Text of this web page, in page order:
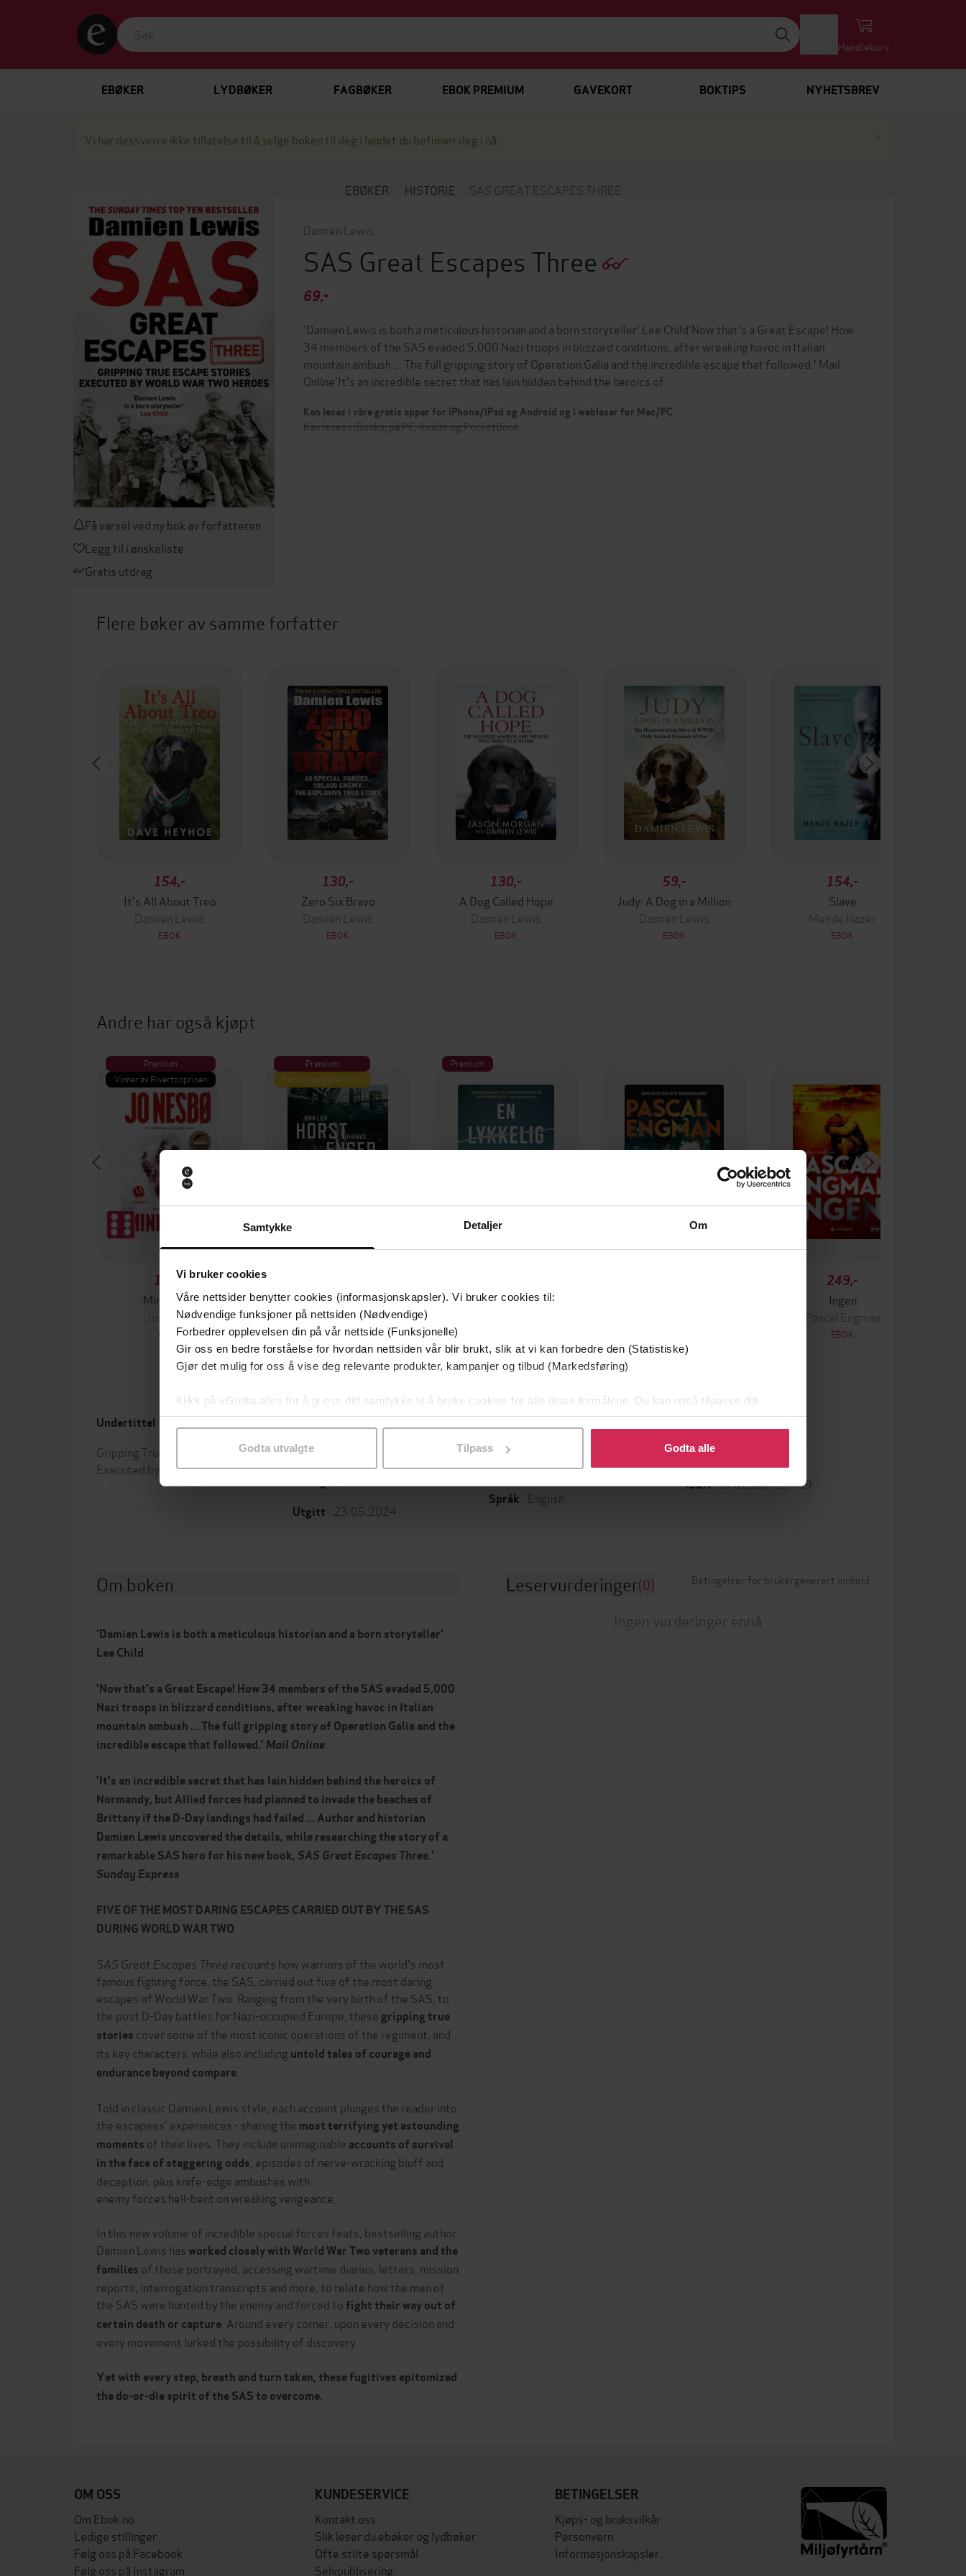
Samtykke Detaljer Om
Vi bruker cookies
Våre nettsider benytter cookies (informasjonskapsler). Vi bruker cookies til:
Nødvendige funksjoner på nettsiden (Nødvendige)
Forbedrer opplevelsen din på vår nettside (Funksjonelle)
Gir oss en bedre forståelse for hvordan nettsiden vår blir brukt, slik at vi kan forbedre den (Statistiske)
Gjør det mulig for oss å vise deg relevante produkter, kampanjer og tilbud (Markedsføring)
Klikk på «Godta alle» for å gi oss ditt samtykke til å bruke cookies for alle disse formålene. Du kan også tilpasse ditt
samtykke til spesifikke formål ved å klikke på «Tilpass». Du kan når som helst trekke tilbake eller endre ditt samtykke.
Godta utvalgte Tilpass Godta alle
Handlekurv
EBØKER LYDBØKER FAGBØKER EBOK PREMIUM GAVEKORT BOKTIPS NYHETSBREV
Vi har dessverre ikke tillatelse til å selge boken til deg i landet du befinner deg i nå.
EBØKER HISTORIE SAS GREAT ESCAPES THREE
Få varsel ved ny bok av forfatteren
Legg til i ønskeliste
Gratis utdrag
Damien Lewis
SAS Great Escapes Three
69,-
'Damien Lewis is both a meticulous historian and a born storyteller' Lee Child'Now that's a Great Escape! How
34 members of the SAS evaded 5,000 Nazi troops in blizzard conditions, after wreaking havoc in Italian
mountain ambush ... The full gripping story of Operation Galia and the incredible escape that followed.' Mail
Online'It's an incredible secret that has lain hidden behind the heroics of …
Kan leses i våre gratis apper for iPhone/iPad og Android og i webleser for Mac/PC
Kan leses i iBooks, på PC, Kindle og PocketBook
Flere bøker av samme forfatter
154,-
It's All About Treo
Damien Lewis
EBOK
130,-
Zero Six Bravo
Damien Lewis
EBOK
130,-
A Dog Called Hope
Damien Lewis
EBOK
59,-
Judy: A Dog in a Million
Damien Lewis
EBOK
154,-
Slave
Mende Nazer
EBOK
Andre har også kjøpt
Premium
Vinner av Rivertonprisen
199,-
Minnesota
Jo Nesbø
EBOK
Premium
Første gang på tilbud
Utskudd
Jørn Lier Horst
EBOK
Premium
En lykkelig familie
249,-
Ingen
Pascal Engman
EBOK
Undertittel
Gripping True Escape Stories
Executed by World War Two Heroes
Damien Lewis
Utgitt 23.05.2024
Historie
Dokumentar og
fakta,Politikk og samfunn
Språk English
DRM-beskyttelse
ISBN 9781529429459
Om boken
'Damien Lewis is both a meticulous historian and a born storyteller'
Lee Child
'Now that's a Great Escape! How 34 members of the SAS evaded 5,000
Nazi troops in blizzard conditions, after wreaking havoc in Italian
mountain ambush ... The full gripping story of Operation Galia and the
incredible escape that followed.' Mail Online
'It's an incredible secret that has lain hidden behind the heroics of
Normandy, but Allied forces had planned to invade the beaches of
Brittany if the D-Day landings had failed ... Author and historian
Damien Lewis uncovered the details, while researching the story of a
remarkable SAS hero for his new book, SAS Great Escapes Three.'
Sunday Express
FIVE OF THE MOST DARING ESCAPES CARRIED OUT BY THE SAS
DURING WORLD WAR TWO
SAS Great Escapes Three recounts how warriors of the world's most
famous fighting force, the SAS, carried out five of the most daring
escapes of World War Two. Ranging from the very birth of the SAS, to
the post D-Day battles for Nazi-occupied Europe, these gripping true
stories cover some of the most iconic operations of the regiment, and
its key characters, while also including untold tales of courage and
endurance beyond compare
Told in classic Damien Lewis style, each account plunges the reader into
the escapees' experiences - sharing the most terrifying yet astounding
moments of their lives. They include unimaginable accounts of survival
in the face of staggering odds , episodes of nerve-wracking bluff and
deception, plus knife-edge ambushes with
enemy forces hell-bent on wreaking vengeance.
In this new volume of incredible special forces feats, bestselling author
Damien Lewis has worked closely with World War Two veterans and the
families of those portrayed, accessing wartime diaries, letters, mission
reports, interrogation transcripts and more, to relate how the men of
the SAS were hunted by the enemy and forced to fight their way out of
certain death or capture . Around every corner, upon every decision and
every movement lurked the possibility of discovery.
Yet with every step, breath and turn taken, these fugitives epitomized
the do-or-die spirit of the SAS to overcome.
Leservurderinger(0) Betingelser for brukergenerert innhold
Ingen vurderinger ennå
OM OSS
Om Ebok.no
Ledige stillinger
Følg oss på Facebook
Følg oss på Instagram
KUNDESERVICE
Kontakt oss
Slik leser du ebøker og lydbøker
Ofte stilte spørsmål
Selvpublisering
BETINGELSER
Kjøps- og bruksvilkår
Personvern
Informasjonskapsler